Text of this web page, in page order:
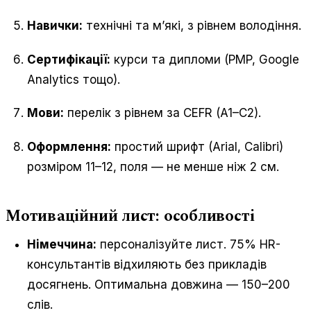
Навички: технічні та м’які, з рівнем володіння.
Сертифікації: курси та дипломи (PMP, Google
Analytics тощо).
Мови: перелік з рівнем за CEFR (A1–C2).
Оформлення: простий шрифт (Arial, Calibri)
розміром 11–12, поля — не менше ніж 2 см.
Мотиваційний лист: особливості
Німеччина: персоналізуйте лист. 75% HR-
консультантів відхиляють без прикладів
досягнень. Оптимальна довжина — 150–200
слів.